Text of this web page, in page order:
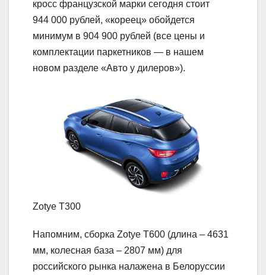
кросс французской марки сегодня стоит
944 000 рублей, «кореец» обойдется
минимум в 904 900 рублей (все цены и
комплектации паркетников — в нашем
новом разделе «Авто у дилеров»).
Zotye T300
Напомним, сборка Zotye T600 (длина – 4631
мм, колесная база – 2807 мм) для
российского рынка налажена в Белоруссии